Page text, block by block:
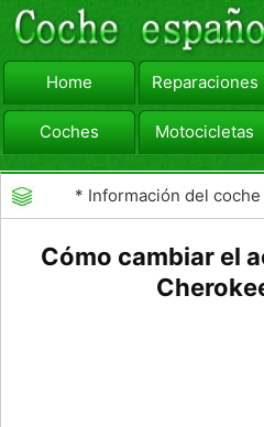
Home Reparaciones
Coches Motocicletas
viajar Camiones
* Información del coche
Cómo cambiar el